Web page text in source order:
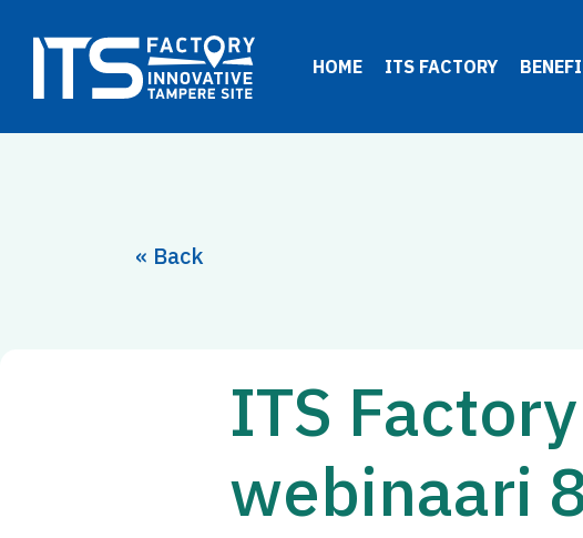
sisältöön
HOME ITS FACTORY
« Back
ITS
webinaari